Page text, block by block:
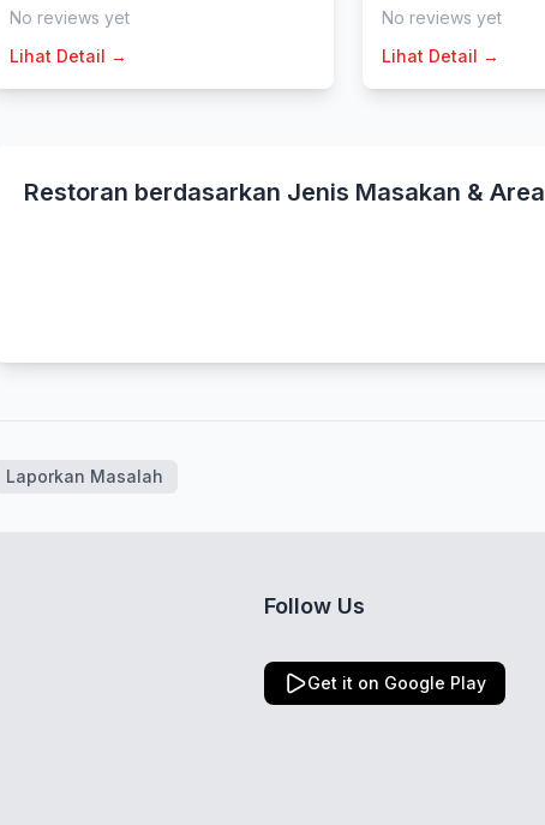
No reviews yet
Lihat Detail →
No reviews yet
Lihat Detail →
Restoran berdasarkan Jenis Masakan & Area
Laporkan Masalah
Follow Us
Get it on Google Play